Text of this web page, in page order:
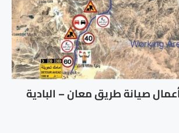
صيانة طريق معان – البادية